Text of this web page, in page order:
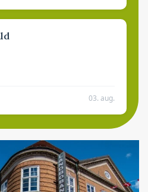
03. aug.